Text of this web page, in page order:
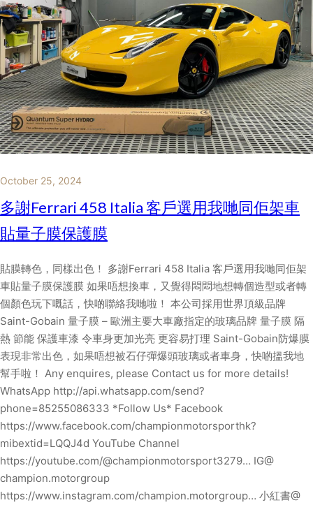
October 25, 2024
多謝Ferrari 458 Italia 客戶選用我哋同佢架車
貼量子膜保護膜
貼膜轉色，同樣出色！ 多謝Ferrari 458 Italia 客戶選用我哋同佢架
車貼量子膜保護膜 如果唔想換車，又覺得悶悶地想轉個造型或者轉
個顏色玩下嘅話，快啲聯絡我哋啦！ 本公司採用世界頂級品牌
Saint-Gobain 量子膜 – 歐洲主要大車廠指定的玻璃品牌 量子膜 隔
熱 節能 保護車漆 令車身更加光亮 更容易打理 Saint-Gobain防爆膜
表現非常出色，如果唔想被石仔彈爆頭玻璃或者車身，快啲搵我地
幫手啦！ Any enquires, please Contact us for more details!
WhatsApp http://api.whatsapp.com/send?
phone=85255086333 *Follow Us* Facebook
https://www.facebook.com/championmotorsporthk?
mibextid=LQQJ4d YouTube Channel
https://youtube.com/@championmotorsport3279… IG@
champion.motorgroup
https://www.instagram.com/champion.motorgroup… 小紅書@